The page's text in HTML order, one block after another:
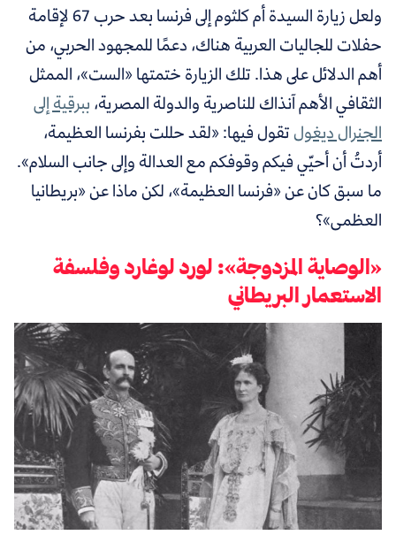
ولعل زيارة السيدة أم كلثوم إلى فرنسا بعد حرب 67 لإقامة
حفلات للجاليات العربية هناك، دعمًا للمجهود الحربي، من
أهم الدلائل على هذا. تلك الزيارة ختمتها «الست»، الممثل
الثقافي الأهم آنذاك للناصرية والدولة المصرية،ببرقية إلى
الجنرال ديغولتقول فيها: «لقد حللت بفرنسا العظيمة،
أردتُ أن أحيّي فيكم وقوفكم مع العدالة وإلى جانب السلام».
ما سبق كان عن «فرنسا العظيمة»، لكن ماذا عن «بريطانيا
العظمى»؟
«الوصاية المزدوجة»: لورد لوغارد وفلسفة
الاستعمار البريطاني